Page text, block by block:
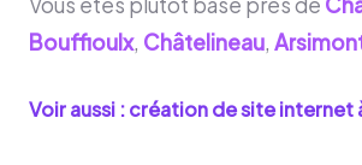
Bouffioulx, Châtelineau,
Voir aussi : création de site internet